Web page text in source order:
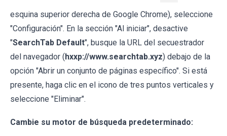
esquina superior derecha de Google Chrome), seleccione
"Configuración". En la sección "Al iniciar", desactive
"SearchTab Default", busque la URL del secuestrador
del navegador (hxxp://www.searchtab.xyz) debajo de la
opción "Abrir un conjunto de páginas específico". Si está
presente, haga clic en el icono de tres puntos verticales y
seleccione "Eliminar".
Cambie su motor de búsqueda predeterminado: